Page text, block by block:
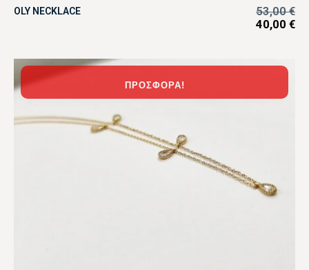
OLY NECKLACE 53,00€
40,00 €
ΠΡΟΣΦΟΡΆ!